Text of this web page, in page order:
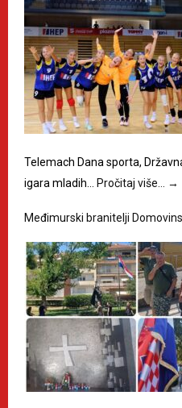
Telemach Dana sporta,
igara mladih…
Pročitaj više… →
Međimurski branitelji